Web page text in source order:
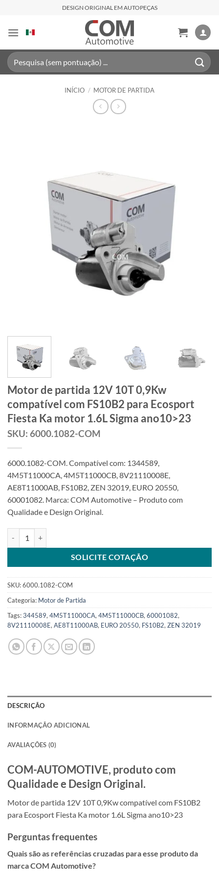
content
DESIGN ORIGINAL EM AUTOPEÇAS
Pesquisar
por:
INÍCIO / MOTOR DE PARTIDA
Motor de partida 12V 10T 0,9Kw
compatível com FS10B2 para Ecosport
Fiesta Ka motor 1.6L Sigma ano10>23
SKU: 6000.1082-COM
6000.1082-COM. Compatível com: 1344589,
4M5T11000CA, 4M5T11000CB, 8V21110008E,
AE8T11000AB, FS10B2, ZEN 32019, EURO 20550,
60001082. Marca: COM Automotive – Produto com
Qualidade e Design Original.
SOLICITE COTAÇÃO
SKU:6000.1082-COM
Categoria: Motor de Partida
Tags:344589, 4M5T11000CA, 4M5T11000CB, 60001082,
8V21110008E, AE8T11000AB, EURO 20550, FS10B2, ZEN 32019
DESCRIÇÃO
INFORMAÇÃO ADICIONAL
AVALIAÇÕES (0)
COM-AUTOMOTIVE, produto com
Qualidade e Design Original.
Motor de partida 12V 10T 0,9Kw compatível com FS10B2
para Ecosport Fiesta Ka motor 1.6L Sigma ano10>23
Perguntas frequentes
Quais são as referências cruzadas para esse produto da
marca COM Automotive?